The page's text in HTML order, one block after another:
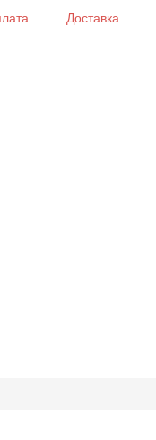
Доставка